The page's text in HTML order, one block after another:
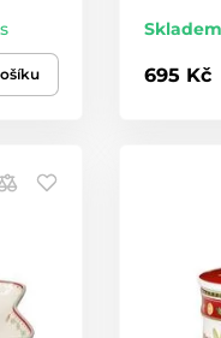
Skladem
695 Kč